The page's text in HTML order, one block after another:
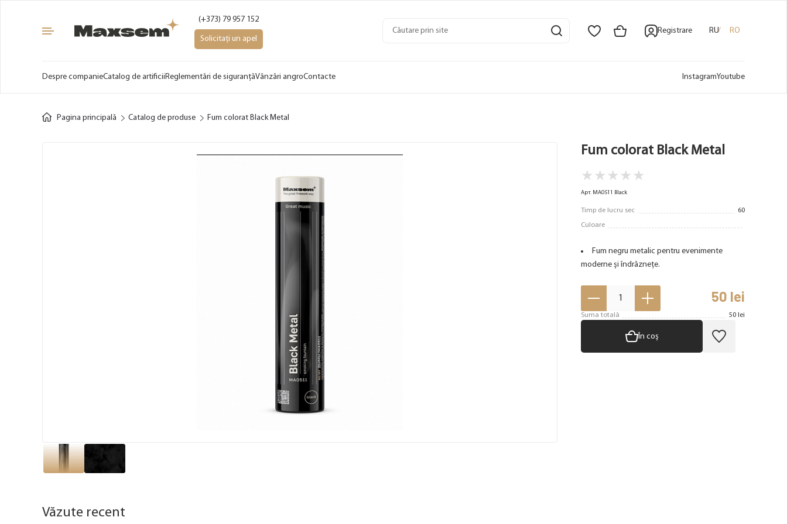
(+373) 79 957 152
Solicitați un apel
Registrare RU RO
Despre companieCatalog de artificiiReglementări de siguranțăVânzări angroContacte InstagramYoutube
Pagina principală Catalog de produse Fum colorat Black Metal
Fum colorat Black Metal
★ ★ ★ ★ ★
Арт. MA0511 Black
Timp de lucru sec 60
Culoare
Fum negru metalic pentru evenimente
moderne și îndrăznețe.
1 50 lei
Suma totală 50 lei
În coș
Văzute recent